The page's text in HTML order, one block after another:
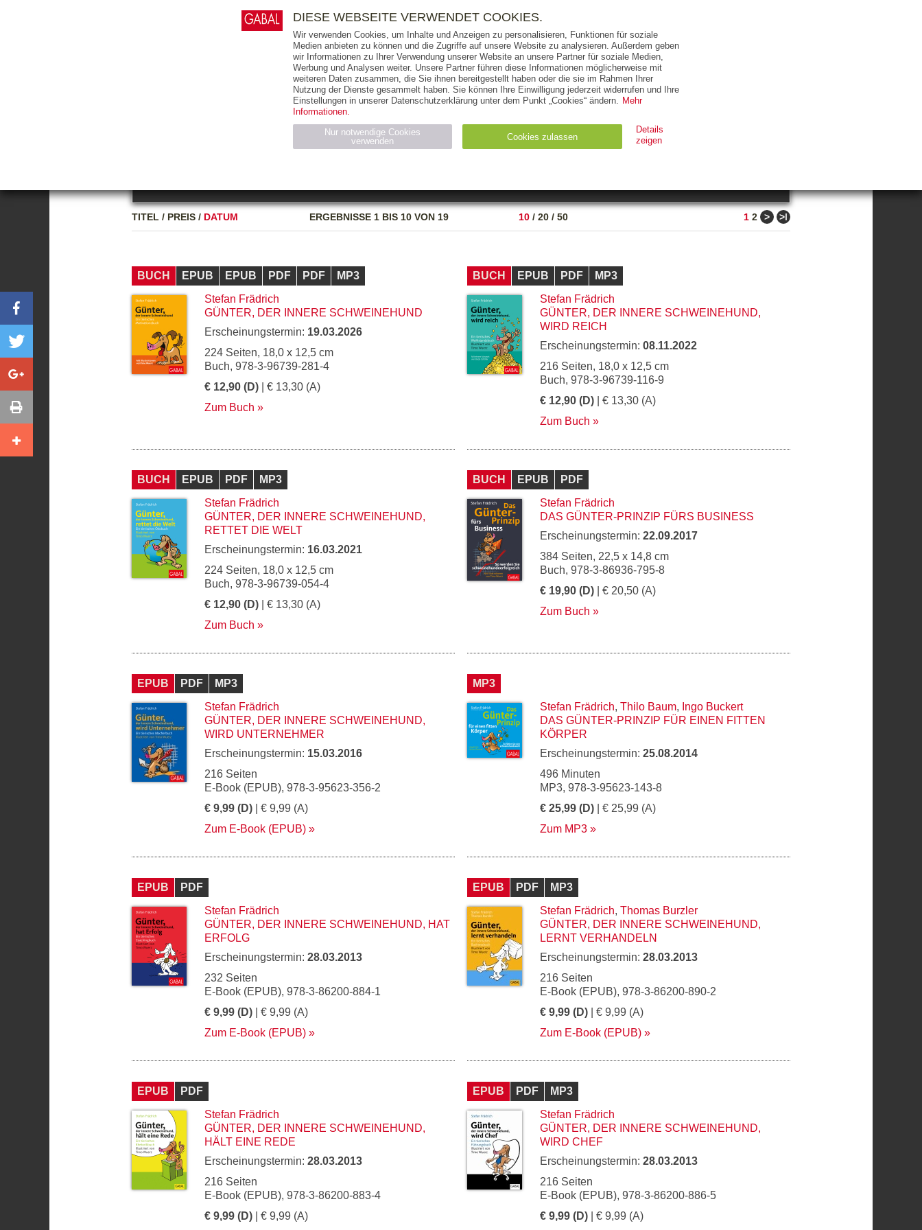
AUSGABEART AUS DER REIHE ZUM THEMA
TITEL / PREIS / DATUM ERGEBNISSE1 BIS 10 VON 19 10 / 20 / 50 1 2 > >ǀ
BUCH EPUB EPUB PDF PDF
MP3
Stefan Frädrich
GÜNTER, DER INNERE SCHWEINEHUND
Erscheinungstermin: 19.03.2026
224 Seiten, 18,0 x 12,5 cm
Buch, 978-3-96739-281-4
€ 12,90 (D) | € 13,30 (A)
Zum Buch
BUCH EPUB PDF
MP3
Stefan Frädrich
GÜNTER, DER INNERE SCHWEINEHUND,
WIRD REICH
Erscheinungstermin: 08.11.2022
216 Seiten, 18,0 x 12,5 cm
Buch, 978-3-96739-116-9
€ 12,90 (D) | € 13,30 (A)
Zum Buch
BUCH EPUB PDF
MP3
Stefan Frädrich
GÜNTER, DER INNERE SCHWEINEHUND,
RETTET DIE WELT
Erscheinungstermin: 16.03.2021
224 Seiten, 18,0 x 12,5 cm
Buch, 978-3-96739-054-4
€ 12,90 (D) | € 13,30 (A)
Zum Buch
BUCH EPUB
PDF
Stefan Frädrich
DAS GÜNTER-PRINZIP FÜRS BUSINESS
Erscheinungstermin: 22.09.2017
384 Seiten, 22,5 x 14,8 cm
Buch, 978-3-86936-795-8
€ 19,90 (D) | € 20,50 (A)
Zum Buch
EPUB PDF
MP3
Stefan Frädrich
GÜNTER, DER INNERE SCHWEINEHUND,
WIRD UNTERNEHMER
Erscheinungstermin: 15.03.2016
216 Seiten
E-Book (EPUB), 978-3-95623-356-2
€ 9,99 (D) | € 9,99 (A)
Zum E-Book (EPUB)
MP3
Stefan Frädrich, Thilo Baum, Ingo Buckert
DAS GÜNTER-PRINZIP FÜR EINEN FITTEN
KÖRPER
Erscheinungstermin: 25.08.2014
496 Minuten
MP3, 978-3-95623-143-8
€ 25,99 (D) | € 25,99 (A)
Zum MP3
EPUB
PDF
Stefan Frädrich
GÜNTER, DER INNERE SCHWEINEHUND, HAT
ERFOLG
Erscheinungstermin: 28.03.2013
232 Seiten
E-Book (EPUB), 978-3-86200-884-1
€ 9,99 (D) | € 9,99 (A)
Zum E-Book (EPUB)
EPUB PDF
MP3
Stefan Frädrich, Thomas Burzler
GÜNTER, DER INNERE SCHWEINEHUND,
LERNT VERHANDELN
Erscheinungstermin: 28.03.2013
216 Seiten
E-Book (EPUB), 978-3-86200-890-2
€ 9,99 (D) | € 9,99 (A)
Zum E-Book (EPUB)
EPUB
PDF
Stefan Frädrich
GÜNTER, DER INNERE SCHWEINEHUND,
HÄLT EINE REDE
Erscheinungstermin: 28.03.2013
216 Seiten
E-Book (EPUB), 978-3-86200-883-4
€ 9,99 (D) | € 9,99 (A)
EPUB PDF
MP3
Stefan Frädrich
GÜNTER, DER INNERE SCHWEINEHUND,
WIRD CHEF
Erscheinungstermin: 28.03.2013
216 Seiten
E-Book (EPUB), 978-3-86200-886-5
€ 9,99 (D) | € 9,99 (A)
E-BOOKS AUDIO-CDS MP3 NON-BOOKS
THEMEN AUTOREN VERLAG
RIGHTS PRESSE HANDEL FÜR UNTERNEHMEN
DIESE WEBSEITE VERWENDET COOKIES.
Wir verwenden Cookies, um Inhalte und Anzeigen zu personalisieren, Funktionen für soziale
Medien anbieten zu können und die Zugriffe auf unsere Website zu analysieren. Außerdem geben
wir Informationen zu Ihrer Verwendung unserer Website an unsere Partner für soziale Medien,
Werbung und Analysen weiter. Unsere Partner führen diese Informationen möglicherweise mit
weiteren Daten zusammen, die Sie ihnen bereitgestellt haben oder die sie im Rahmen Ihrer
Nutzung der Dienste gesammelt haben. Sie können Ihre Einwilligung jederzeit widerrufen und Ihre
Einstellungen in unserer Datenschutzerklärung unter dem Punkt „Cookies“ ändern. Mehr
Informationen.
Nur notwendige Cookies
verwenden
Cookies zulassen
Details
zeigen
Name Anbieter Zweck Ablauf
Typ
CMS_SESSION_ID
gabal-
Wird für die Speicherung der Benutzer-Session verwendet